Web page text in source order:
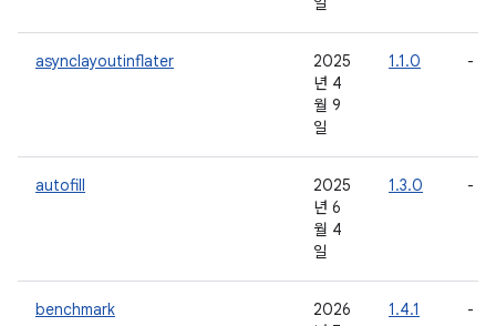
asynclayoutinflater
2025
년 4
월 9
일
1.1.0 -
autofill
2025
년 6
월 4
일
1.3.0 -
benchmark
2026
1.4.1 -